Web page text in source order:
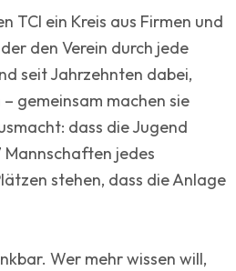
TCI ein Kreis aus Firmen und
den Verein durch jede
seit Jahrzehnten dabei,
gemeinsam machen sie
dass die Jugend
Mannschaften jedes
stehen, dass die Anlage
Wer mehr wissen will,